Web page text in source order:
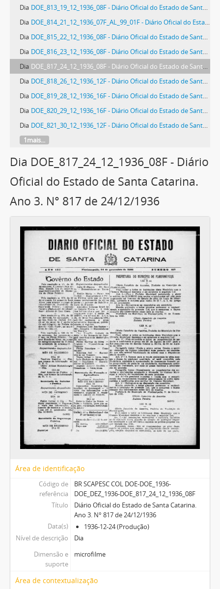
Dia DOE_813_19_12_1936_08F - Diário Oficial do Estado de Santa Catarina. Ano 3. N° 813 de 19/12/1936
Dia DOE_814_21_12_1936_07F_AL_99_01F - Diário Oficial do Estado de Santa Catarina. Ano 3. N° 814 de 21/12/1936
Dia DOE_815_22_12_1936_08F - Diário Oficial do Estado de Santa Catarina. Ano 3. N° 815 de 22/12/1936
Dia DOE_816_23_12_1936_08F - Diário Oficial do Estado de Santa Catarina. Ano 3. N° 816 de 23/12/1936
Dia DOE_817_24_12_1936_08F - Diário Oficial do Estado de Santa Catarina. Ano 3. N° 817 de 24/12/1936
Dia DOE_818_26_12_1936_12F - Diário Oficial do Estado de Santa Catarina. Ano 3. N° 818 de 26/12/1936
Dia DOE_819_28_12_1936_16F - Diário Oficial do Estado de Santa Catarina. Ano 3. N° 819 de 28/12/1936
Dia DOE_820_29_12_1936_16F - Diário Oficial do Estado de Santa Catarina. Ano 3. N° 820 de 29/12/1936
Dia DOE_821_30_12_1936_12F - Diário Oficial do Estado de Santa Catarina. Ano 3. N° 821 de 30/12/1936
1mais...
Dia DOE_817_24_12_1936_08F - Diário
Oficial do Estado de Santa Catarina.
Ano 3. N° 817 de 24/12/1936
Área de identificação
Código de
referência
BR SCAPESC COL DOE-DOE_1936-
DOE_DEZ_1936-DOE_817_24_12_1936_08F
Título
Diário Oficial do Estado de Santa Catarina.
Ano 3. N° 817 de 24/12/1936
Data(s)
1936-12-24 (Produção)
Nível de descrição
Dia
Dimensão e
suporte
microfilme
Área de contextualização